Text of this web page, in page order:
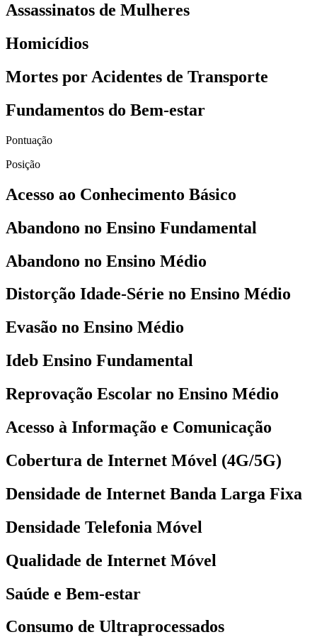
Assassinatos de Mulheres
Homicídios
Mortes por Acidentes de Transporte
Fundamentos do Bem-estar
Pontuação
Posição
Acesso ao Conhecimento Básico
Abandono no Ensino Fundamental
Abandono no Ensino Médio
Distorção Idade-Série no Ensino Médio
Evasão no Ensino Médio
Ideb Ensino Fundamental
Reprovação Escolar no Ensino Médio
Acesso à Informação e Comunicação
Cobertura de Internet Móvel (4G/5G)
Densidade de Internet Banda Larga Fixa
Densidade Telefonia Móvel
Qualidade de Internet Móvel
Saúde e Bem-estar
Consumo de Ultraprocessados